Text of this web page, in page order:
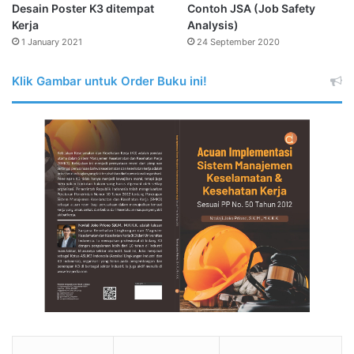
Desain Poster K3 ditempat
Kerja
1 January 2021
Contoh JSA (Job Safety
Analysis)
24 September 2020
Klik Gambar untuk Order Buku ini!